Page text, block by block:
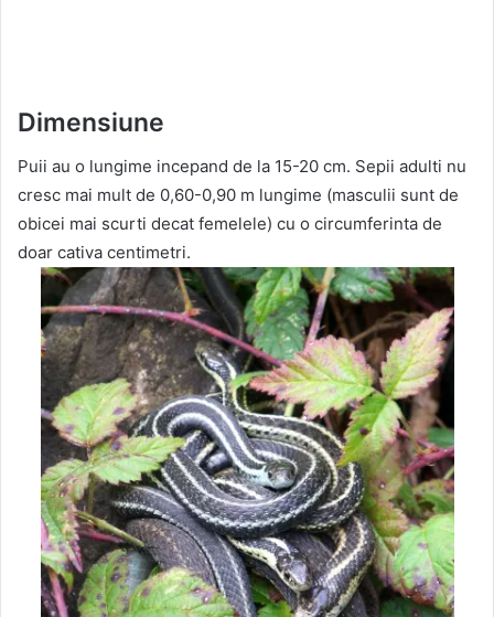
Dimensiune
Puii au o lungime incepand de la 15-20 cm. Sepii adulti nu
cresc mai mult de 0,60-0,90 m lungime (masculii sunt de
obicei mai scurti decat femelele) cu o circumferinta de
doar cativa centimetri.